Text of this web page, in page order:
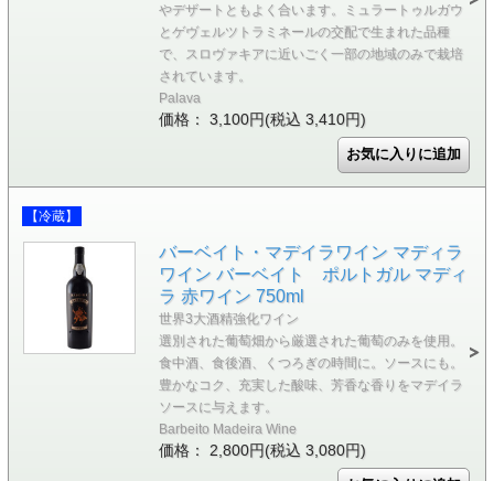
やデザートともよく合います。ミュラートゥルガウ
とゲヴェルツトラミネールの交配で生まれた品種
で、スロヴァキアに近いごく一部の地域のみで栽培
されています。
Palava
価格： 3,100円(税込 3,410円)
【冷蔵】
バーベイト・マデイラワイン マディラ
ワイン バーベイト ポルトガル マディ
ラ 赤ワイン 750ml
世界3大酒精強化ワイン
選別された葡萄畑から厳選された葡萄のみを使用。
食中酒、食後酒、くつろぎの時間に。ソースにも。
豊かなコク、充実した酸味、芳香な香りをマデイラ
ソースに与えます。
Barbeito Madeira Wine
価格： 2,800円(税込 3,080円)